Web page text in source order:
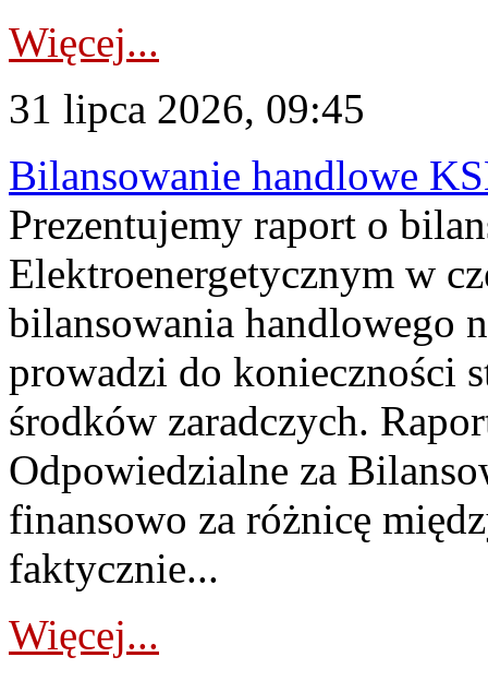
Więcej...
31 lipca 2026, 09:45
Bilansowanie handlowe
Prezentujemy raport o
Elektroenergetycznym w
bilansowania handlowego
prowadzi do konieczności
środków zaradczych.
Odpowiedzialne za
finansowo za różnicę
faktycznie...
Więcej...